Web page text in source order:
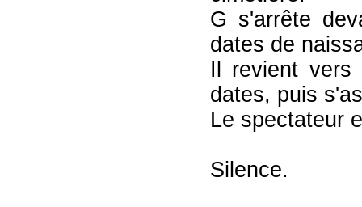
G s'arrête
dates de
Il revient
dates, puis
Le spectateur
Silence.